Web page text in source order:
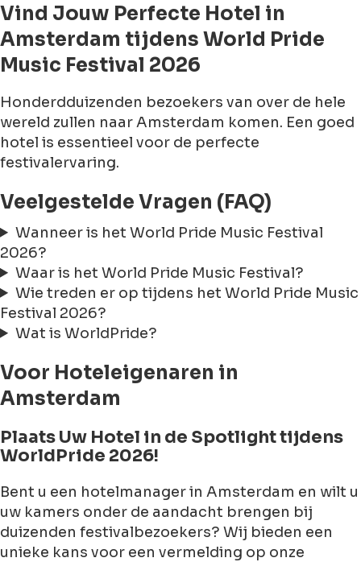
Vind Jouw Perfecte Hotel in
Amsterdam tijdens World Pride
Music Festival 2026
Honderdduizenden bezoekers van over de hele
wereld zullen naar Amsterdam komen. Een goed
hotel is essentieel voor de perfecte
festivalervaring.
Veelgestelde Vragen (FAQ)
Wanneer is het World Pride Music Festival
2026?
Waar is het World Pride Music Festival?
Wie treden er op tijdens het World Pride Music
Festival 2026?
Wat is WorldPride?
Voor Hoteleigenaren in
Amsterdam
Plaats Uw Hotel in de Spotlight tijdens
WorldPride 2026!
Bent u een hotelmanager in Amsterdam en wilt u
uw kamers onder de aandacht brengen bij
duizenden festivalbezoekers? Wij bieden een
unieke kans voor een vermelding op onze